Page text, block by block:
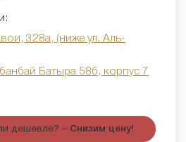
328а, (ниже ул. Аль-
Батыра 58б, корпус 7
дешевле? – Снизим цену!